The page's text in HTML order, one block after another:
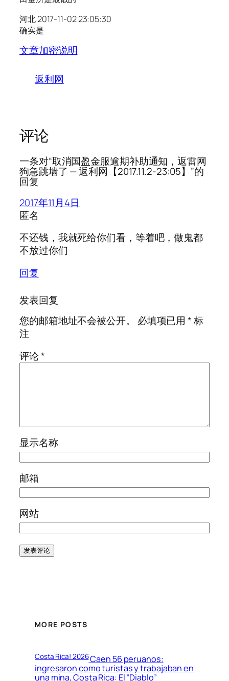
河北 2017-11-02 23:05:30
确实是
文章加密说明
返利网
评论
一条对“取消国盈金服逾期补助通知，返雷网
狗急跳墙了 — 返利网【2017.11.2-23:05】”的
回复
2017年11月4日
匿名
不还钱，我就死给你们看，等着吧，做鬼都
不放过你们
回复
发表回复
您的邮箱地址不会被公开。
必填项已用*标
注
评论*
显示名称
邮箱
网站
MORE POSTS
Costa Rica! 2026Caen 56 peruanos:
ingresaron como turistas y trabajaban en
una mina, Costa Rica: El “Diablo”